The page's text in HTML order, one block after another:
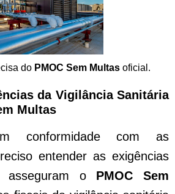
do PMOC Sem Multasoficial.
da Vigilância Sanitária
Multas
conformidade com as
entender as exigências
asseguram o PMOC Sem